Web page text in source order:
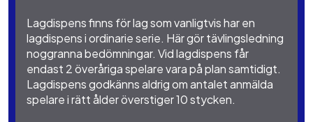
Lagdispens finns för lag som vanligtvis har en
lagdispens i ordinarie serie. Här gör tävlingsledning
noggranna bedömningar. Vid lagdispens får
endast 2 överåriga spelare vara på plan samtidigt.
Lagdispens godkänns aldrig om antalet anmälda
spelare i rätt ålder överstiger 10 stycken.